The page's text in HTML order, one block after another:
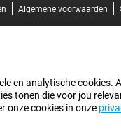
Algemene voorwaarden
en analytische cookies.
tonen die voor jou
onze cookies in onze